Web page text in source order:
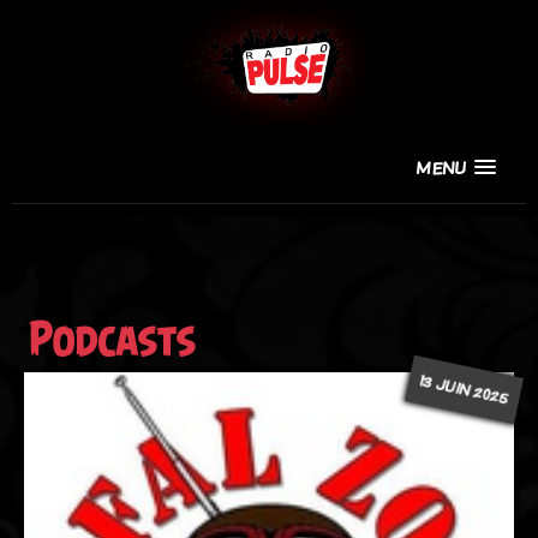
MENU
Podcasts
13 JUIN 2025